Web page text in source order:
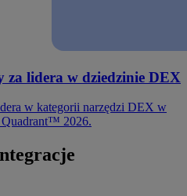
za lidera w dziedzinie DEX
w kategorii narzędzi DEX w
2026.